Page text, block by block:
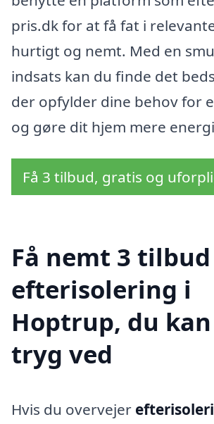
pris.dk for at få fat i
hurtigt og nemt. Med en
indsats kan du finde det
der opfylder dine behov for
og gøre dit hjem mere
Få 3 tilbud, gratis og
Få nemt 3
efterisolering i
Hoptrup, du
tryg ved
Hvis du overvejer